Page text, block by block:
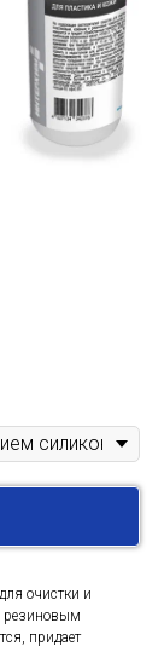
очистки и
резиновым
придает